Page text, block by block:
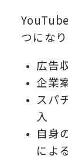
つになり
広告
企業
スパ
入
自身
によ